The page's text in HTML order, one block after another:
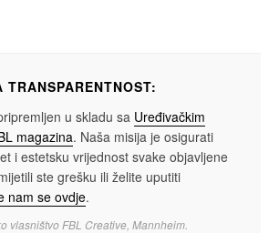
TRANSPARENTNOST:
u skladu sa Uređivačkim
magazina. Naša misija je osigurati
i estetsku vrijednost svake objavljene
ste grešku ili želite uputiti
nam se ovdje.
vlasništvo FBL Creative, Mannheim.